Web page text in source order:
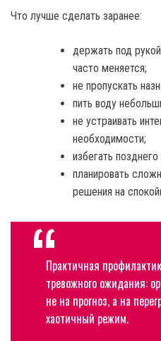
Что лучше сделать заранее:
держать под
часто меняется;
не пропускать
пить воду
не устраивать
необходимости;
избегать
планировать
решения на
Практичная
тревожного ожидания:
не на прогноз, а на
хаотичный режим.